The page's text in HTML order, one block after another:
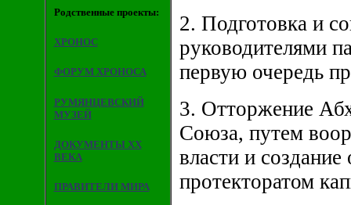
Родственные проекты:
ХРОНОС
ФОРУМ ХРОНОСА
РУМЯНЦЕВСКИЙ
МУЗЕЙ
ДОКУМЕНТЫ XX
ВЕКА
ПРАВИТЕЛИ МИРА
2. Подготовка и
руководителями
первую очередь
3. Отторжение
Союза, путем
власти и создание
протекторатом